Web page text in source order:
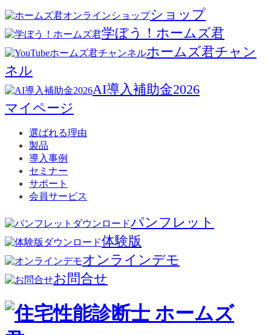
ショップ
学ぼう！ホームズ君
ホームズ君チャン
ネル
AI導入補助金2026
マイページ
選ばれる理由
製品
導入事例
セミナー
サポート
会員サービス
パンフレット
体験版
オンラインデモ
お問合せ